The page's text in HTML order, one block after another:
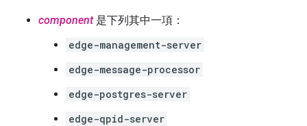
component是下列其中一項：
edge-management-server
edge-message-processor
edge-postgres-server
edge-qpid-server